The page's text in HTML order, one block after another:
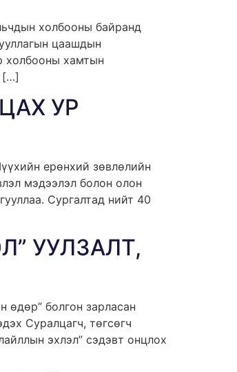
холбооны байранд
цаашдын
холбооны хамтын
[…]
УР
ерөнхий зөвлөлийн
мэдээлэл болон олон
Сургалтад нийт 40
УУЛЗАЛТ,
өдөр” болгон зарласан
Суралцагч, төгсөгч
эхлэл” сэдэвт онцлох